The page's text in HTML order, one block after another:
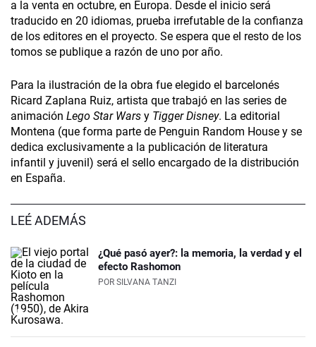
a la venta en octubre, en Europa. Desde el inicio será
traducido en 20 idiomas, prueba irrefutable de la confianza
de los editores en el proyecto. Se espera que el resto de los
tomos se publique a razón de uno por año.
Para la ilustración de la obra fue elegido el barcelonés
Ricard Zaplana Ruiz, artista que trabajó en las series de
animación Lego Star Wars y Tigger Disney. La editorial
Montena (que forma parte de Penguin Random House y se
dedica exclusivamente a la publicación de literatura
infantil y juvenil) será el sello encargado de la distribución
en España.
LEÉ ADEMÁS
¿Qué pasó ayer?: la memoria, la verdad y el
efecto Rashomon
POR SILVANA TANZI